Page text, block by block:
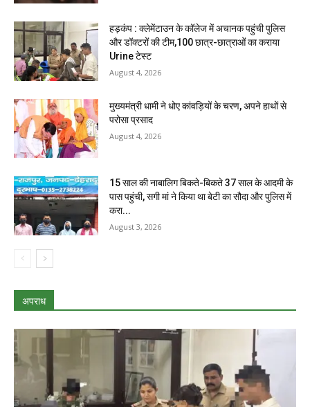
हड़कंप : क्लेमेंटाउन के कॉलेज में अचानक पहुंची पुलिस
और डॉक्टरों की टीम,100 छात्र-छात्राओं का कराया
Urine टेस्ट
August 4, 2026
मुख्यमंत्री धामी ने धोए कांवड़ियों के चरण, अपने हाथों से
परोसा प्रसाद
August 4, 2026
15 साल की नाबालिग बिकते-बिकते 37 साल के आदमी के
पास पहुंची, सगी मां ने किया था बेटी का सौदा और पुलिस में
करा...
August 3, 2026
अपराध